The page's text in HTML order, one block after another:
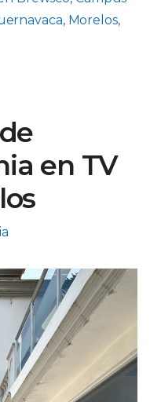
, Morelos,
en TV